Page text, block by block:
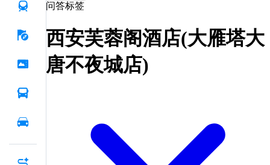
问答标签
西安芙蓉阁酒店(大雁塔大
唐不夜城店)